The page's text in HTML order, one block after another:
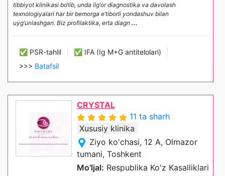
tibbiyot klinikasi bo‘lib, unda ilg‘or diagnostika va davolash
texnologiyalari har bir bemorga e’tiborli yondashuv bilan
uyg‘unlashgan. Biz profilaktika, erta diagn ...
✅ PSR-tahlil
✅ IFA (Ig M+G antitelolari)
>>> Batafsil
CRYSTAL
11 ta sharh
Xususiy klinika
Ziyo ko'chasi, 12 A, Olmazor
tumani, Toshkent
Mo'ljal: Respublika Ko'z Kasalliklari